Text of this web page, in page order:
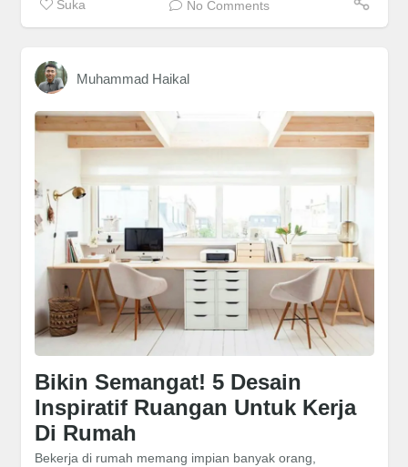
Suka No Comments
Muhammad Haikal
Bikin Semangat! 5 Desain
Inspiratif Ruangan Untuk Kerja
Di Rumah
Bekerja di rumah memang impian banyak orang,